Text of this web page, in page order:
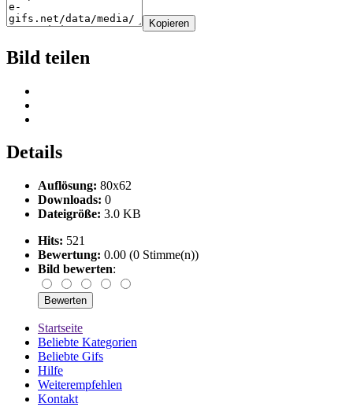
Kopieren
Bild teilen
Details
Auflösung: 80x62
Downloads: 0
Dateigröße: 3.0 KB
Hits: 521
Bewertung: 0.00 (0 Stimme(n))
Bild bewerten:
Startseite
Beliebte Kategorien
Beliebte Gifs
Hilfe
Weiterempfehlen
Kontakt